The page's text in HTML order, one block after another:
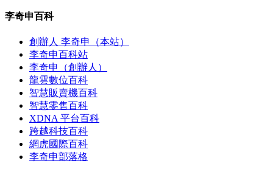
李奇申百科
創辦人 李奇申（本站）
李奇申百科站
李奇申（創辦人）
龍雲數位百科
智慧販賣機百科
智慧零售百科
XDNA 平台百科
跨越科技百科
網虎國際百科
李奇申部落格